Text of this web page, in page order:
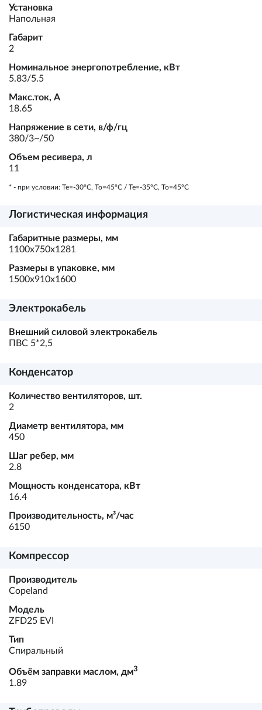
Установка
Напольная
Габарит
2
Номинальное энергопотребление, кВт
5.83/5.5
Макс.ток, А
18.65
Напряжение в сети, в/ф/гц
380/3~/50
Объем ресивера, л
11
* - при условии: Te=-30ºC, To=45ºC / Te=-35ºC, To=45ºC
Логистическая информация
Габаритные размеры, мм
1100х750х1281
Размеры в упаковке, мм
1500х910х1600
Электрокабель
Внешний силовой электрокабель
ПВС 5*2,5
Конденсатор
Количество вентиляторов, шт.
2
Диаметр вентилятора, мм
450
Шаг ребер, мм
2.8
Мощность конденсатора, кВт
16.4
Производительность, м³/час
6150
Компрессор
Производитель
Copeland
Модель
ZFD25 EVI
Тип
Спиральный
Объём заправки маслом, дм3
1.89